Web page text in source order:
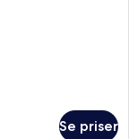
Se priser